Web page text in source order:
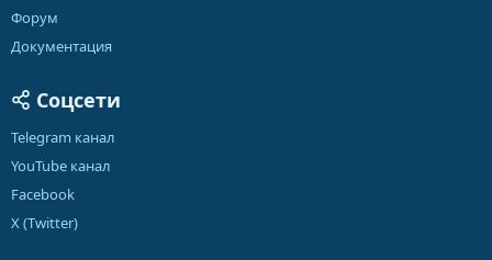
Форум
Документация
Соцсети
Telegram канал
YouTube канал
Facebook
X (Twitter)